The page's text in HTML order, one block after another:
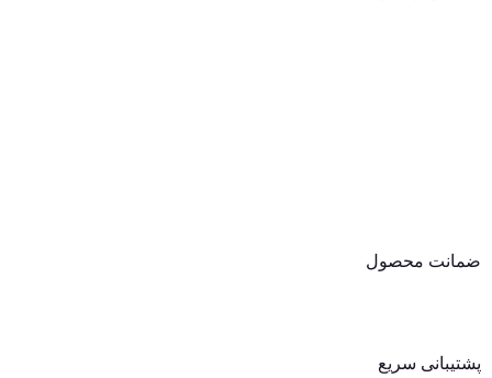
ضمانت محصول
پشتیبانی سریع